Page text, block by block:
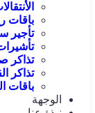
باقات
تأجير
تذاكر
تذاكر
باقات
الوجهة